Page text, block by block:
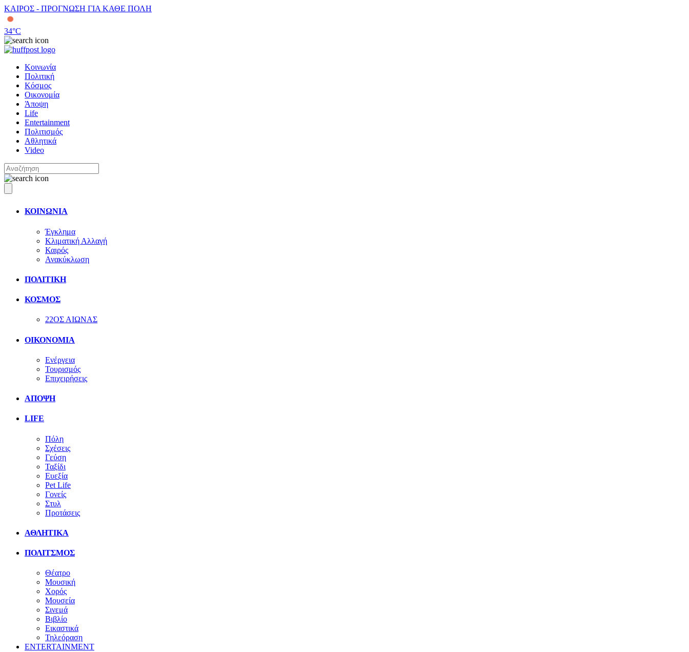
ΚΑΙΡΟΣ - ΠΡΟΓΝΩΣΗ ΓΙΑ ΚΑΘΕ ΠΟΛΗ
34°C
Κοινωνία
Πολιτική
Κόσμος
Οικονομία
Άποψη
Life
Entertainment
Πολιτισμός
Αθλητικά
Video
ΚΟΙΝΩΝΙΑ
Έγκλημα
Κλιματική Αλλαγή
Καιρός
Ανακύκλωση
ΠΟΛΙΤΙΚΗ
ΚΟΣΜΟΣ
22ΟΣ ΑΙΩΝΑΣ
ΟΙΚΟΝΟΜΙΑ
Ενέργεια
Τουρισμός
Επιχειρήσεις
ΑΠΟΨΗ
LIFE
Πόλη
Σχέσεις
Γεύση
Ταξίδι
Ευεξία
Pet Life
Γονείς
Στυλ
Προτάσεις
ΑΘΛΗΤΙΚΑ
ΠΟΛΙΤΣΜΟΣ
Θέατρο
Μουσική
Χορός
Μουσεία
Σινεμά
Βιβλίο
Εικαστικά
Τηλεόραση
ENTERTAINMENT